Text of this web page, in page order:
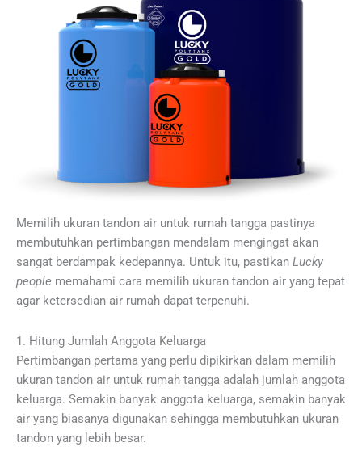
Memilih ukuran tandon air untuk rumah tangga pastinya
membutuhkan pertimbangan mendalam mengingat akan
sangat berdampak kedepannya. Untuk itu, pastikan Lucky
people memahami cara memilih ukuran tandon air yang tepat
agar ketersedian air rumah dapat terpenuhi.
1. Hitung Jumlah Anggota Keluarga
Pertimbangan pertama yang perlu dipikirkan dalam memilih
ukuran tandon air untuk rumah tangga adalah jumlah anggota
keluarga. Semakin banyak anggota keluarga, semakin banyak
air yang biasanya digunakan sehingga membutuhkan ukuran
tandon yang lebih besar.